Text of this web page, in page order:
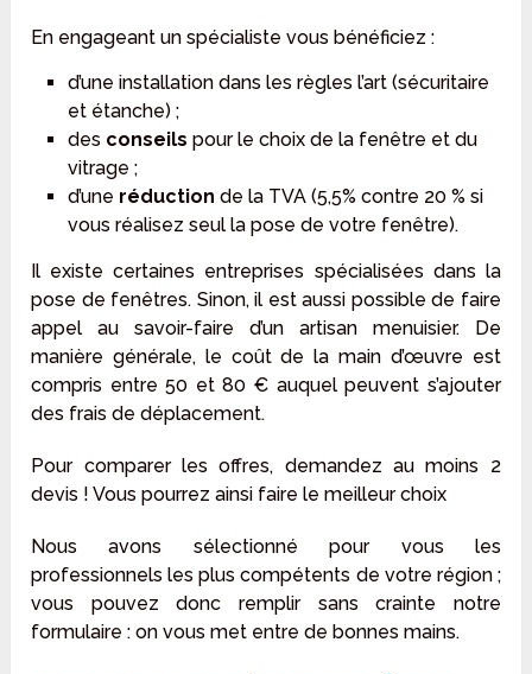
En engageant un spécialiste vous bénéficiez :
d’une installation dans les règles l’art (sécuritaire
et étanche) ;
des conseils pour le choix de la fenêtre et du
vitrage ;
d’une réduction de la TVA (5,5% contre 20 % si
vous réalisez seul la pose de votre fenêtre).
Il existe certaines entreprises spécialisées dans la
pose de fenêtres. Sinon, il est aussi possible de faire
appel au savoir-faire d’un artisan menuisier. De
manière générale, le coût de la main d’œuvre est
compris entre 50 et 80 € auquel peuvent s’ajouter
des frais de déplacement.
Pour comparer les offres, demandez au moins 2
devis ! Vous pourrez ainsi faire le meilleur choix
Nous avons sélectionné pour vous les
professionnels les plus compétents de votre région ;
vous pouvez donc remplir sans crainte notre
formulaire : on vous met entre de bonnes mains.